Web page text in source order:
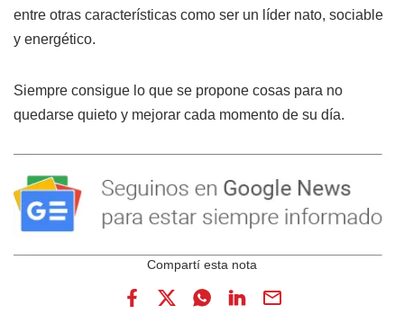
entre otras características como ser un líder nato, sociable
y energético.
Siempre consigue lo que se propone cosas para no
quedarse quieto y mejorar cada momento de su día.